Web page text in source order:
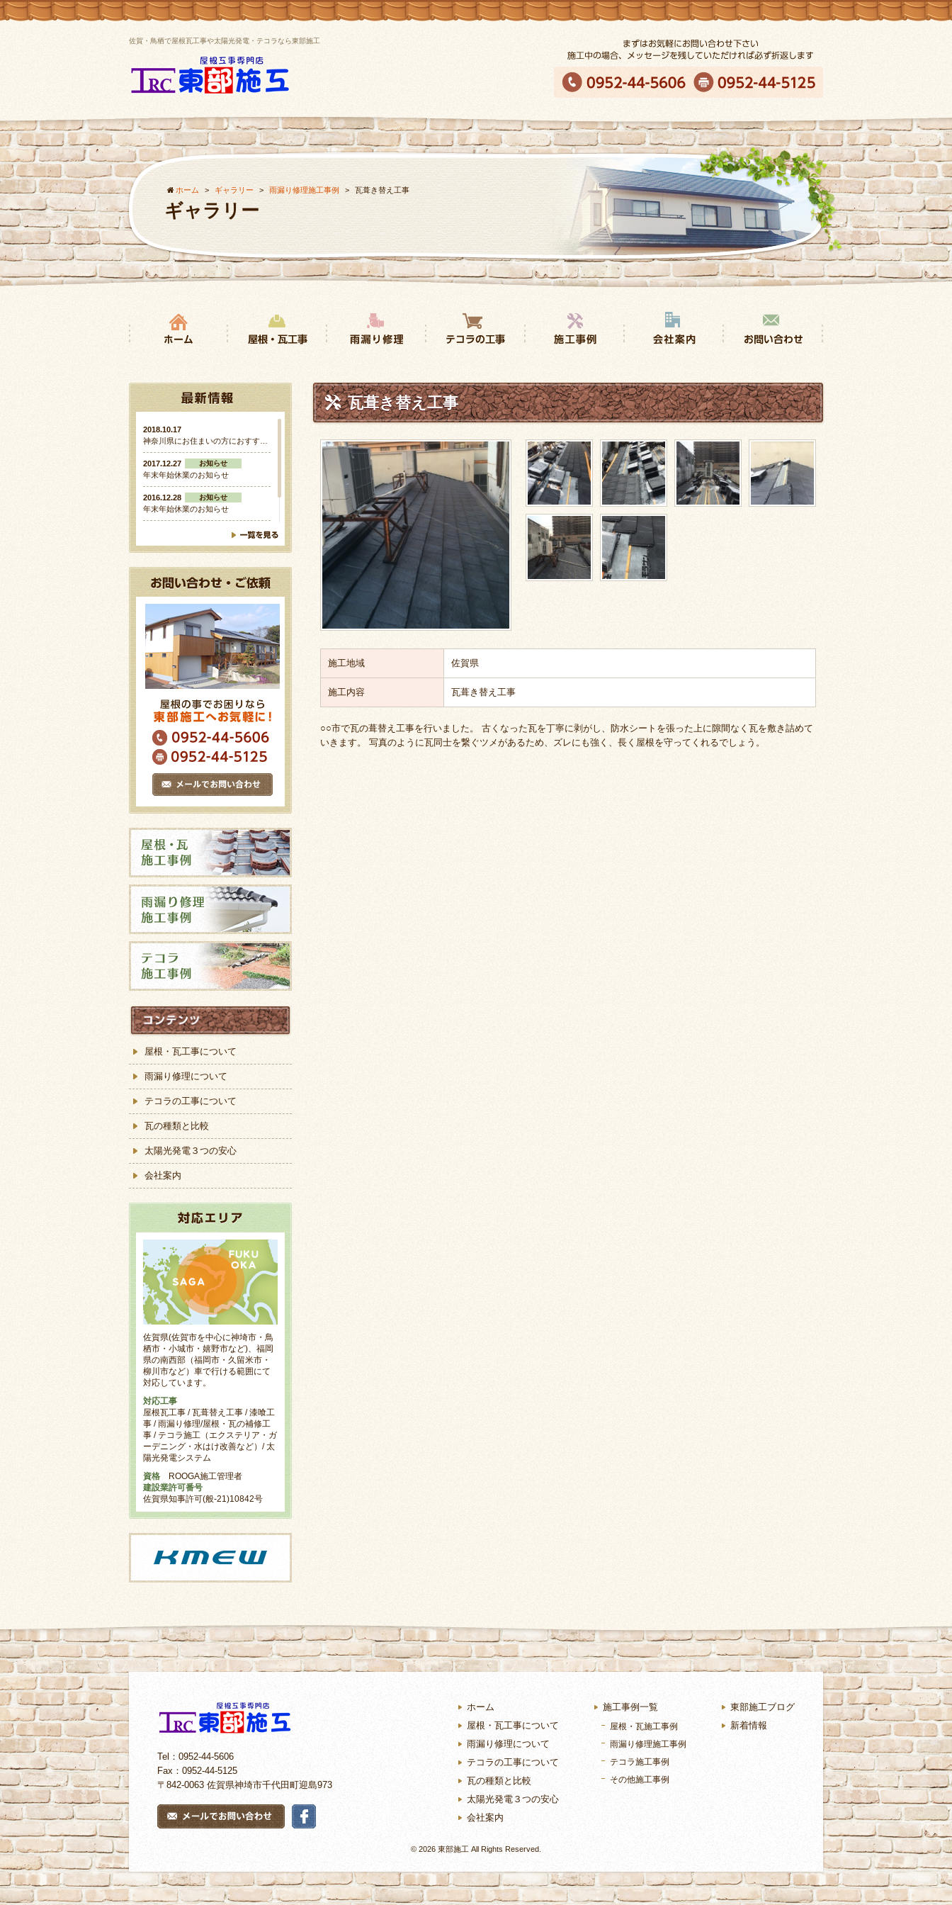
佐賀・鳥栖で屋根瓦工事や太陽光発電・テコラなら東部施工
ホーム > ギャラリー > 雨漏り修理施工事例 > 瓦葺き替え工事
ギャラリー
瓦葺き替え工事
施工地域 佐賀県
施工内容 瓦葺き替え工事
○○市で瓦の葺替え工事を行いました。 古くなった瓦を丁寧に剥がし、防水シートを張った上に隙間なく瓦を敷き詰めて
いきます。 写真のように瓦同士を繋ぐツメがあるため、ズレにも強く、長く屋根を守ってくれるでしょう。
2018.10.17
神奈川県にお住まいの方におすす…
2017.12.27 お知らせ
年末年始休業のお知らせ
2016.12.28 お知らせ
年末年始休業のお知らせ
屋根・瓦工事について
雨漏り修理について
テコラの工事について
瓦の種類と比較
太陽光発電３つの安心
会社案内
佐賀県(佐賀市を中心に神埼市・鳥
栖市・小城市・嬉野市など)、福岡
県の南西部（福岡市・久留米市・
柳川市など）車で行ける範囲にて
対応しています。
対応工事
屋根瓦工事 / 瓦葺替え工事 / 漆喰工
事 / 雨漏り修理/屋根・瓦の補修工
事 / テコラ施工（エクステリア・ガ
ーデニング・水はけ改善など）/ 太
陽光発電システム
資格 ROOGA施工管理者
建設業許可番号
佐賀県知事許可(般-21)10842号
Tel：0952-44-5606
Fax：0952-44-5125
〒842-0063 佐賀県神埼市千代田町迎島973
ホーム
屋根・瓦工事について
雨漏り修理について
テコラの工事について
瓦の種類と比較
太陽光発電３つの安心
会社案内
施工事例一覧
屋根・瓦施工事例
雨漏り修理施工事例
テコラ施工事例
その他施工事例
東部施工ブログ
新着情報
© 2026 東部施工 All Rights Reserved.